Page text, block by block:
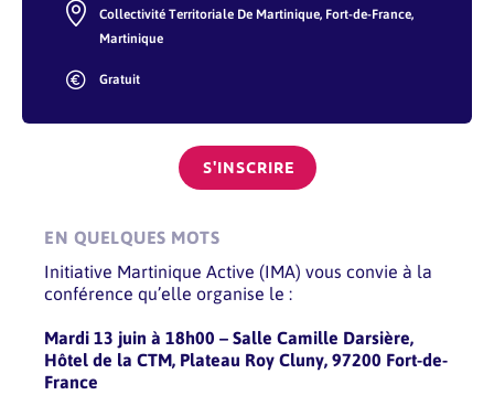
Collectivité Territoriale De Martinique, Fort-de-France,
Martinique
Gratuit
S'INSCRIRE
EN QUELQUES MOTS
Initiative Martinique Active (IMA) vous convie à la
conférence qu’elle organise le :
Mardi 13 juin à 18h00 – Salle Camille Darsière,
Hôtel de la CTM, Plateau Roy Cluny, 97200 Fort-de-
France